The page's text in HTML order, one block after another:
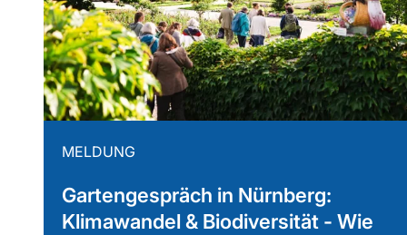
Gartengespräch in Nürnberg:
Klimawandel & Biodiversität - Wie
MELDUNG